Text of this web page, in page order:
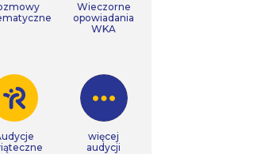
Wieczorne
opowiadania
WKA
więcej
audycji